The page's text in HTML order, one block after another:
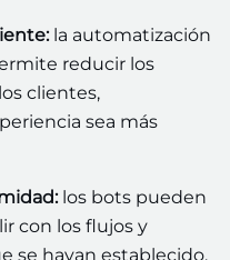
la automatización
reducir los
clientes,
sea más
los bots pueden
con los flujos y
se hayan establecido.